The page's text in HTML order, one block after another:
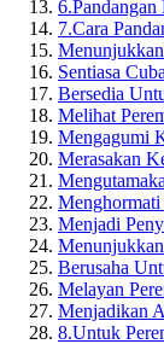
6.Pandangan
7.Cara
Sentiasa
Bersedia
Melihat
Mengagumi
Merasakan
Menghormati
Menjadi
Berusaha
Melayan
Menjadikan
8.Untuk